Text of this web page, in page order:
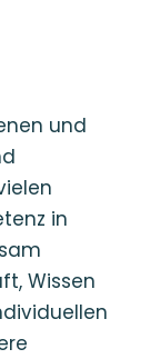
und
in
Wissen